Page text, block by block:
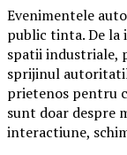
Evenimentele
public tinta. De
spatii industriale,
sprijinul
prietenos pentru
sunt doar despre
interactiune,